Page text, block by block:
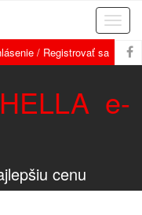
/ Registrovať sa
e-
cenu